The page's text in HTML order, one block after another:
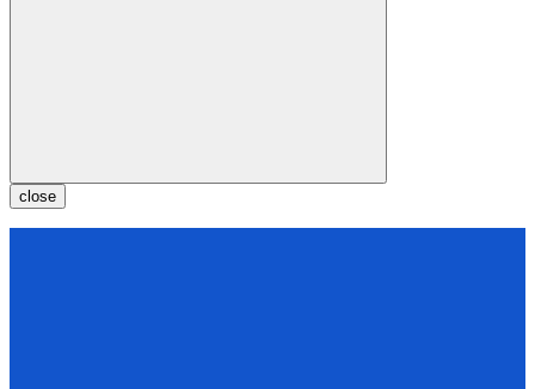
close